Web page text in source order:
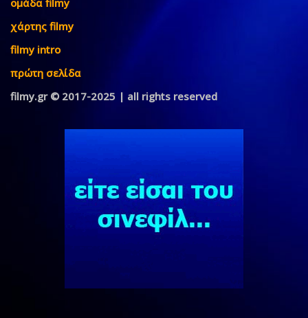
χάρτης filmy
filmy intro
πρώτη σελίδα
filmy.gr © 2017-2025 | all rights reserved